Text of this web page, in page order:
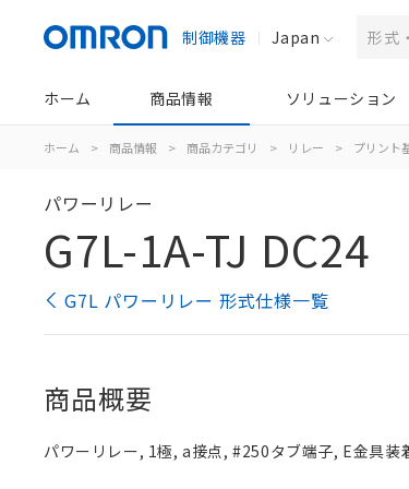
制御機器 Japan
ホーム 商品情報 ソリューション
ホーム > 商品情報 > 商品カテゴリ > リレー > プリント
パワーリレー
G7L-1A-TJ DC24
G7L パワーリレー 形式仕様一覧
商品概要
パワーリレー, 1極, a接点, #250タブ端子, E金具